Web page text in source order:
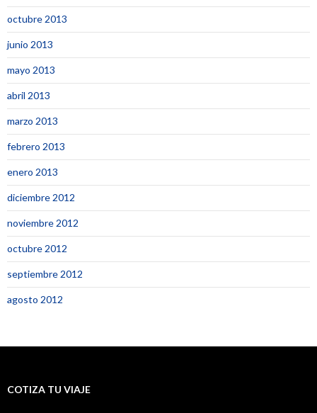
octubre 2013
junio 2013
mayo 2013
abril 2013
marzo 2013
febrero 2013
enero 2013
diciembre 2012
noviembre 2012
octubre 2012
septiembre 2012
agosto 2012
COTIZA TU VIAJE